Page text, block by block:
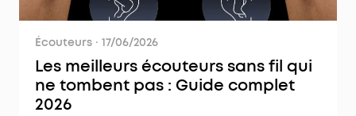
Écouteurs · 17/06/2026
Les meilleurs écouteurs sans fil qui
ne tombent pas : Guide complet
2026